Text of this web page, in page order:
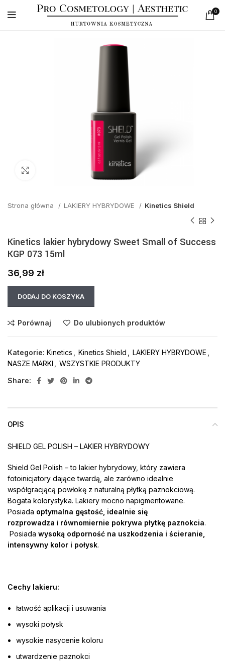
0
Strona główna LAKIERY HYBRYDOWE Kinetics Shield
Kinetics lakier hybrydowy Sweet Small of Success
KGP 073 15ml
36,99 zł
DODAJ DO KOSZYKA
Porównaj Do ulubionych produktów
Kategorie: Kinetics Kinetics Shield LAKIERY HYBRYDOWE
NASZE MARKI
WSZYSTKIE PRODUKTY
Share:
OPIS
SHIELD GEL POLISH – LAKIER HYBRYDOWY
Shield Gel Polish – to lakier hybrydowy, który zawiera
fotoinicjatory dające twardą, ale zarówno idealnie
współgracjącą powłokę z naturalną płytką paznokciową.
Bogata kolorystyka. Lakiery mocno napigmentowane.
Posiada optymalna gęstość, idealnie się
rozprowadza i równomiernie pokrywa płytkę paznokcia.
Posiada wysoką odporność na uszkodzenia i ścieranie,
intensywny kolor i połysk.
Cechy lakieru:
łatwość aplikacji i usuwania
wysoki połysk
wysokie nasycenie koloru
utwardzenie paznokci